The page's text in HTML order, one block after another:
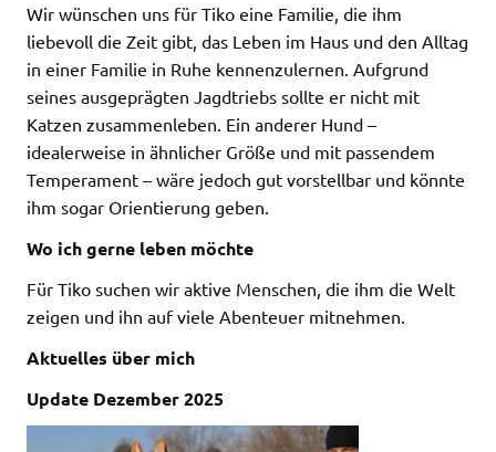
Wir wünschen uns für Tiko eine Familie, die ihm
liebevoll die Zeit gibt, das Leben im Haus und den Alltag
in einer Familie in Ruhe kennenzulernen. Aufgrund
seines ausgeprägten Jagdtriebs sollte er nicht mit
Katzen zusammenleben. Ein anderer Hund –
idealerweise in ähnlicher Größe und mit passendem
Temperament – wäre jedoch gut vorstellbar und könnte
ihm sogar Orientierung geben.
Wo ich gerne leben möchte
Für Tiko suchen wir aktive Menschen, die ihm die Welt
zeigen und ihn auf viele Abenteuer mitnehmen.
Aktuelles über mich
Update Dezember 2025